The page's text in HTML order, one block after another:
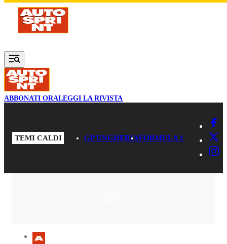
Vai al contenuto principale
ABBONATI ORALEGGI LA RIVISTA
TEMI CALDI GP UNGHERIAFORMULA 1